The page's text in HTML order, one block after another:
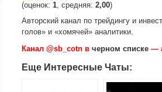
(оценок: 1, средняя: 2,00)
Авторский канал по трейдингу и
голов» и «хомячей» аналитики.
Канал @sb_cotn в черном списке —
Еще Интересные Чаты: